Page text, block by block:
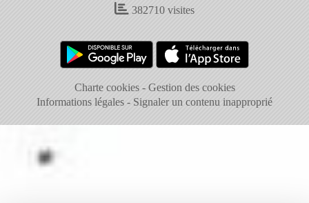
382710 visites
Charte cookies
Gestion des cookies
Informations légales
Signaler un contenu inapproprié